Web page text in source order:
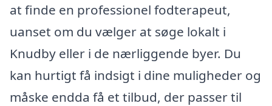
at finde en professionel fodterapeut,
uanset om du vælger at søge lokalt i
Knudby eller i de nærliggende byer. Du
kan hurtigt få indsigt i dine muligheder og
måske endda få et tilbud, der passer til